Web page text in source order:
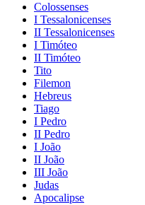
Colossenses
I Tessalonicenses
II Tessalonicenses
I Timóteo
II Timóteo
Tito
Filemon
Hebreus
Tiago
I Pedro
II Pedro
I João
II João
III João
Judas
Apocalipse